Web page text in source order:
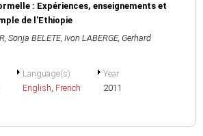
: Expériences, enseignements et
de l'Ethiopie
, Sonja BELETE, Ivon LABERGE, Gerhard
Language(s)
English, French
Year
2011